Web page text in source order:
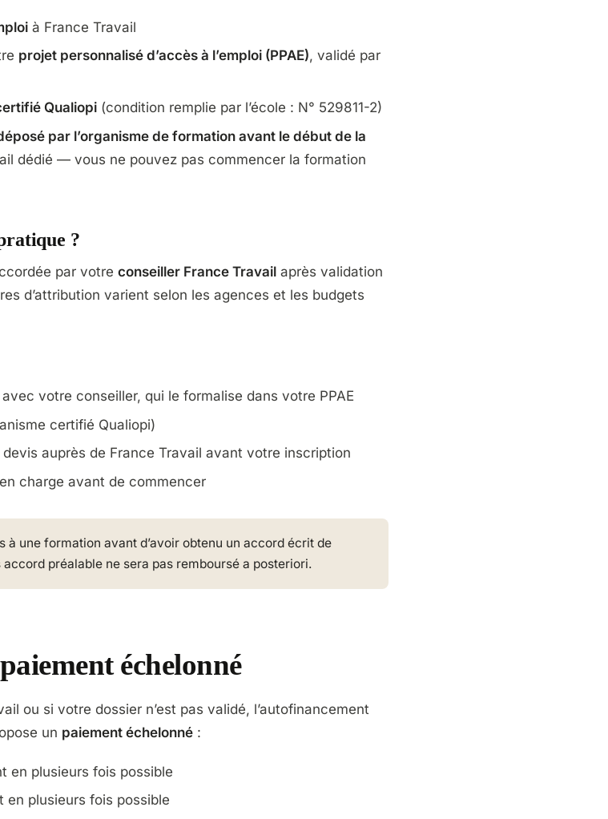
à France Travail
projet personnalisé d’accès à l’emploi (PPAE), validé par
Qualiopi(condition remplie par l’école : N° 529811-2)
par l’organisme de formation avant le début de la
dédié — vous ne pouvez pas commencer la formation
?
par votre conseiller France Travail après validation
d’attribution varient selon les agences et les budgets
votre conseiller, qui le formalise dans votre PPAE
certifié Qualiopi)
devis auprès de France Travail avant votre inscription
charge avant de commencer
à une formation avant d’avoir obtenu un accord écrit de
préalable ne sera pas remboursé a posteriori.
échelonné
ou si votre dossier n’est pas validé, l’autofinancement
un paiement échelonné :
en plusieurs fois possible
plusieurs fois possible